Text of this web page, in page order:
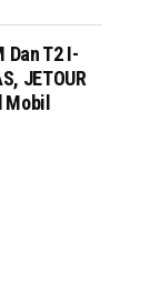
Dan T2 I-
JETOUR